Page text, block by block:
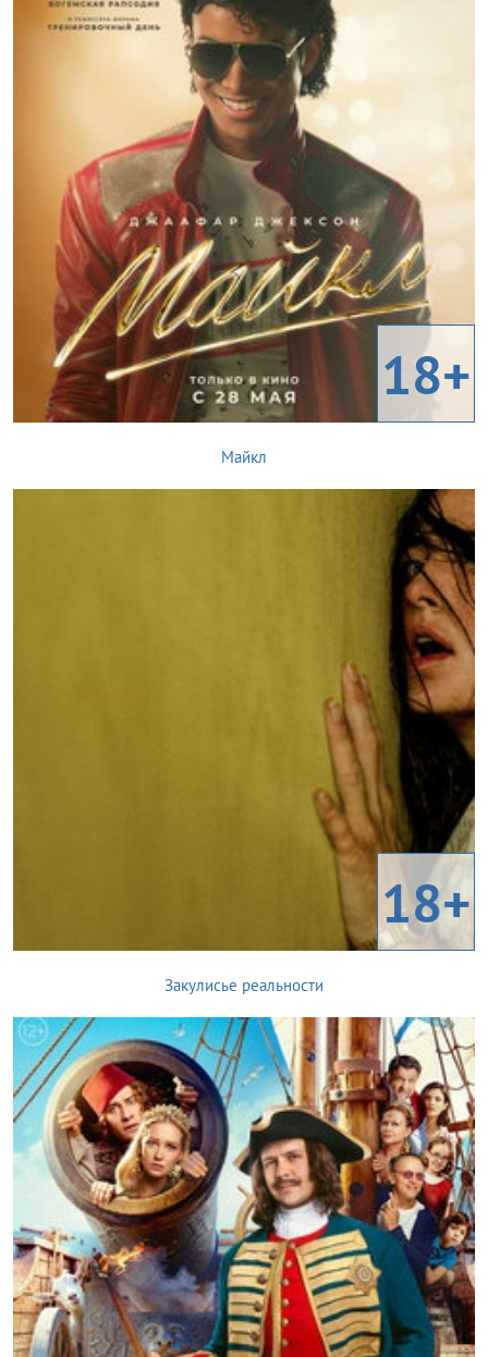
18+
Майкл
18+
Закулисье реальности